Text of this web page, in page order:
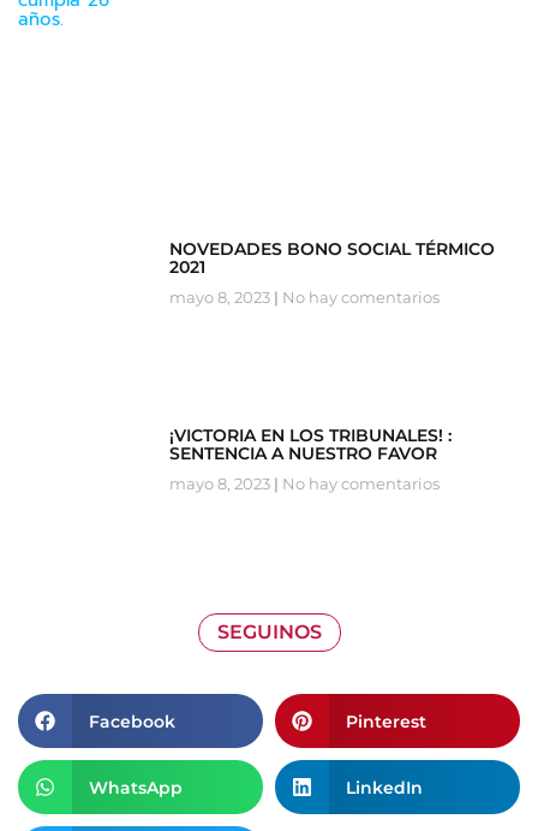
NOVEDADES BONO SOCIAL TÉRMICO
2021
mayo 8, 2023 No hay comentarios
¡VICTORIA EN LOS TRIBUNALES! :
SENTENCIA A NUESTRO FAVOR
mayo 8, 2023 No hay comentarios
SEGUINOS
Facebook Pinterest
WhatsApp LinkedIn